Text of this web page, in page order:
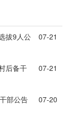
拔9人公
07-21
后备干
07-21
部公告
07-20